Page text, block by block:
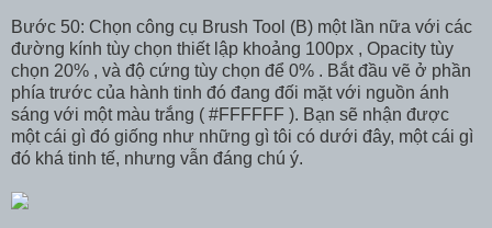
Bước 50: Chọn công cụ Brush Tool (B) một lần nữa với các
đường kính tùy chọn thiết lập khoảng 100px , Opacity tùy
chọn 20% , và độ cứng tùy chọn để 0% . Bắt đầu vẽ ở phần
phía trước của hành tinh đó đang đối mặt với nguồn ánh
sáng với một màu trắng ( #FFFFFF ). Bạn sẽ nhận được
một cái gì đó giống như những gì tôi có dưới đây, một cái gì
đó khá tinh tế, nhưng vẫn đáng chú ý.